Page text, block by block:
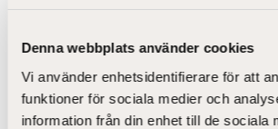
Denna webbplats använder cookies
Vi använder enhetsidentifierare för att
funktioner för sociala medier och
information från din enhet till de